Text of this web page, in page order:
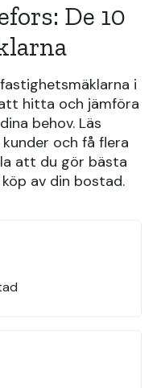
De 10
i
hitta och jämföra
behov. Läs
och få flera
att du gör bästa
av din bostad.